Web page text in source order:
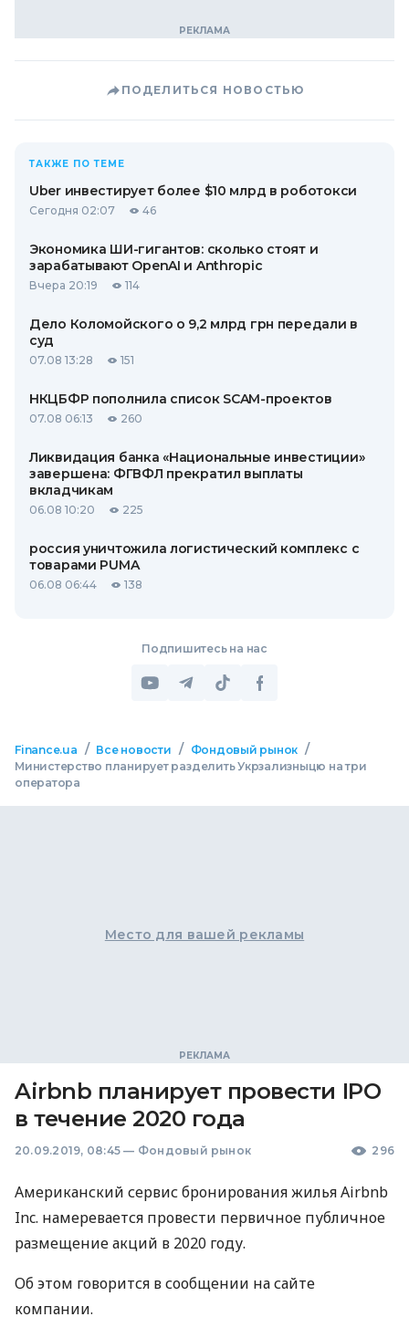
ПОДЕЛИТЬСЯ НОВОСТЬЮ
ТАКЖЕ ПО ТЕМЕ
Uber инвестирует более $10 млрд в роботокси
Сегодня 02:07 46
Экономика ШИ-гигантов: сколько стоят и
зарабатывают OpenAI и Anthropic
Вчера 20:19 114
Дело Коломойского о 9,2 млрд грн передали в
суд
07.08 13:28 151
НКЦБФР пополнила список SCAM-проектов
07.08 06:13 260
Ликвидация банка «Национальные инвестиции»
завершена: ФГВФЛ прекратил выплаты
вкладчикам
06.08 10:20 225
россия уничтожила логистический комплекс с
товарами PUMA
06.08 06:44 138
Подпишитесь на нас
Finance.ua / Все новости / Фондовый рынок /
Министерство планирует разделить Укрзализныцю на три
оператора
Место для вашей рекламы
Airbnb планирует провести IPO
в течение 2020 года
20.09.2019, 08:45 — Фондовый рынок 296
Американский сервис бронирования жилья Airbnb
Inc. намеревается провести первичное публичное
размещение акций в 2020 году.
Об этом говорится в сообщении на сайте
компании.